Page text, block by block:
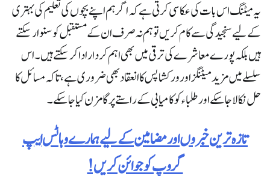
یہ میٹنگ اس بات کی عکاسی کرتی ہے کہ اگر ہم اپنے بچوں کی تعلیم کی بہتری
کے لیے سنجیدگی سے کام کریں تو ہم نہ صرف ان کے مستقبل کو سنوار سکتے
ہیں بلکہ پورے معاشرے کی ترقی میں بھی اہم کردار ادا کر سکتے ہیں۔ اس
سلسلے میں مزید میٹنگز اور ورکشاپس کا انعقاد بھی ضروری ہے، تاکہ مسائل کا
حل نکالا جا سکے اور طلباء کو کامیابی کے راستے پر گامزن کیا جا سکے۔
تازہ ترین خبروں اور مضامین کے لیے ہمارے وہاٹس ایپ
گروپ کو جوائن کریں!